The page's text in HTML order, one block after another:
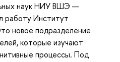
наук НИУ ВШЭ —
работу Институт
новое подразделение
которые изучают
процессы. Под